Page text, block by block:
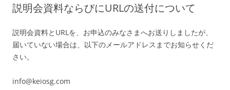
説明会資料ならびにURLの送付について
説明会資料とURLを、お申込のみなさまへお送りしましたが、
届いていない場合は、以下のメールアドレスまでお知らせくだ
さい。
info@keiosg.com